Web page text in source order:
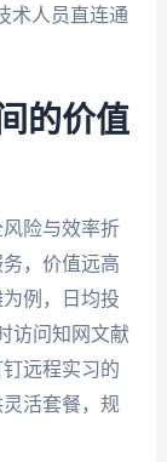
术人员直连通
的价值
险与效率折
，价值远高
例，日均投
访问知网文献
远程实习的
活套餐，规